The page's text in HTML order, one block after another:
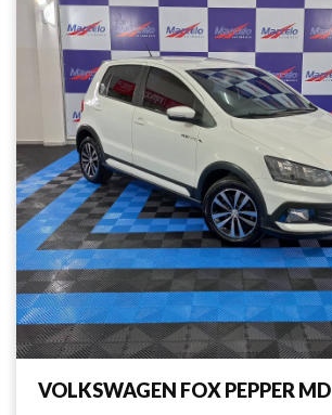
VOLKSWAGEN FOX PEPPER MD